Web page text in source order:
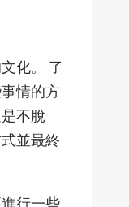
化。 了
情的方
不脫
並最終